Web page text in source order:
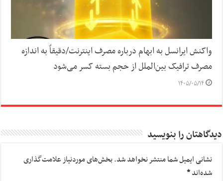
واکنش ایرانسل به ابهام درباره مصرف اینترنت/دقیقاً به اندازه
مصرف ترافیک بین‌الملل از حجم بسته کسر می‌شود
۱۴۰۵/۰۵/۱۴
دیدگاهتان را بنویسید
نشانی ایمیل شما منتشر نخواهد شد.بخش‌های موردنیاز علامت‌گذاری
شده‌اند*